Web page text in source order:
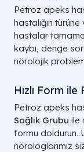
Petroz apeks
hastalığın
hastalar
kaybı, denge
nörolojik
Hızlı Form
Petroz apeks
Sağlık Grubu ile
formu doldurun.
nörologlarımız